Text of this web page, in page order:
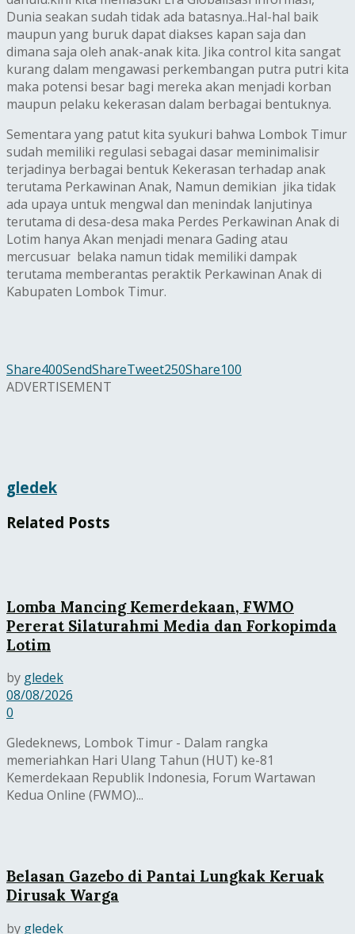
Dunia seakan sudah tidak ada batasnya..Hal-hal baik
maupun yang buruk dapat diakses kapan saja dan
dimana saja oleh anak-anak kita. Jika control kita sangat
kurang dalam mengawasi perkembangan putra putri kita
maka potensi besar bagi mereka akan menjadi korban
maupun pelaku kekerasan dalam berbagai bentuknya.
Sementara ‎yang patut kita syukuri bahwa Lombok Timur
sudah memiliki regulasi sebagai dasar meminimalisir
terjadinya berbagai bentuk Kekerasan terhadap anak
terutama Perkawinan Anak, Namun demikian jika tidak
ada upaya untuk mengwal dan menindak lanjutinya
terutama di desa-desa maka Perdes Perkawinan Anak di
Lotim hanya Akan menjadi menara Gading atau
mercusuar belaka namun tidak memiliki dampak
terutama memberantas peraktik Perkawinan Anak di
Kabupaten Lombok Timur.
Share400SendShareTweet250Share100
ADVERTISEMENT
gledek
Related Posts
Lomba Mancing Kemerdekaan, FWMO
Pererat Silaturahmi Media dan Forkopimda
Lotim
by gledek
08/08/2026
0
Gledeknews, Lombok Timur - Dalam rangka
memeriahkan Hari Ulang Tahun (HUT) ke-81
Kemerdekaan Republik Indonesia, Forum Wartawan
Kedua Online (FWMO)...
Belasan Gazebo di Pantai Lungkak Keruak
Dirusak Warga
by gledek